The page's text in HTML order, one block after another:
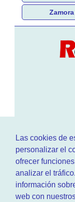
Las cookies de
personalizar el
ofrecer
analizar el
información
web con
Zamora
En
larenovación
actualidad
Ademas
¿Quienes